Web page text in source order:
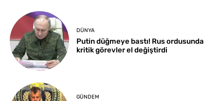
DÜNYA
Putin düğmeye bastı! Rus ordusunda
kritik görevler el değiştirdi
GÜNDEM